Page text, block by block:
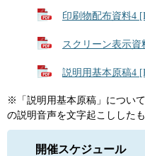
印刷物配布資料4
スクリーン表示資
説明用基本原稿4
※「説明用基本原稿」につい
の説明音声を文字起こしした
開催スケジュール